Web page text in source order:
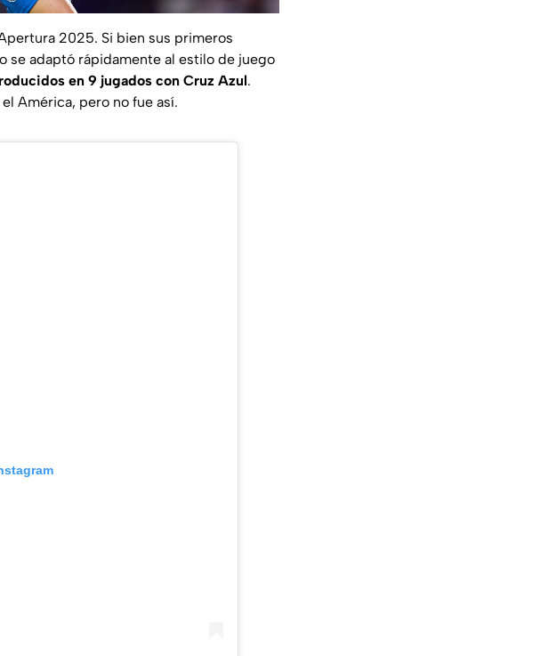
2025. Si bien sus primeros
se adaptó rápidamente al estilo de juego
en 9 jugados con Cruz Azul.
América, pero no fue así.